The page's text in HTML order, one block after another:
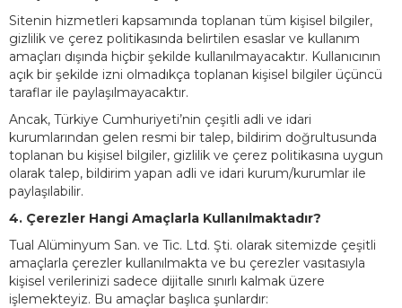
Sitenin hizmetleri kapsamında toplanan tüm kişisel bilgiler,
gizlilik ve çerez politikasında belirtilen esaslar ve kullanım
amaçları dışında hiçbir şekilde kullanılmayacaktır. Kullanıcının
açık bir şekilde izni olmadıkça toplanan kişisel bilgiler üçüncü
taraflar ile paylaşılmayacaktır.
Ancak, Türkiye Cumhuriyeti’nin çeşitli adli ve idari
kurumlarından gelen resmi bir talep, bildirim doğrultusunda
toplanan bu kişisel bilgiler, gizlilik ve çerez politikasına uygun
olarak talep, bildirim yapan adli ve idari kurum/kurumlar ile
paylaşılabilir.
4. Çerezler Hangi Amaçlarla Kullanılmaktadır?
Tual Alüminyum San. ve Tic. Ltd. Şti. olarak sitemizde çeşitli
amaçlarla çerezler kullanılmakta ve bu çerezler vasıtasıyla
kişisel verilerinizi sadece dijitalle sınırlı kalmak üzere
işlemekteyiz. Bu amaçlar başlıca şunlardır: